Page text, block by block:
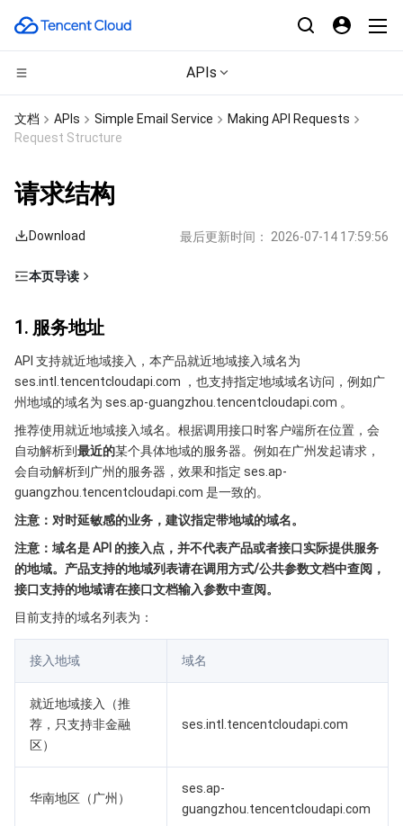
APIs
CDN与边缘平台
边缘安全加速平台 EO
内容分发网络 CDN
全站加速网络
DDoS 防护
安全加速 SCDN
多网聚合加速（腾讯云聚通）
计算
云服务器
轻量应用服务器
裸金属云服务器
GPU 云服务器
专用宿主机
弹性伸缩
自动化助手
高性能计算
批量计算
高性能计算集群
边缘计算
边缘计算机器
容器
容器服务
服务网格
容器镜像服务
云原生分布式云中心
分布式云
本地专用集群
边缘可用区
专属可用区
微服务
弹性微服务
API 网关
注册配置治理
Serverless
云函数
基础存储服务
对象存储
文件存储
数据加速器 GooseFS
存储数据服务
日志服务
关系型数据库
云数据库 PostgreSQL
云数据库 SQL Server
TDSQL MySQL 版
TDSQL Boundless
腾讯云分布式缓存数据库（兼容 Redis）
云数据库 MongoDB
数据库 SaaS 服务
数据传输服务
网络
文档 APIs Simple Email Service
Making API Requests
Request Structure
请求结构
Download 最后更新时间： 2026-07-14 17:59:56
本页导读
2. 通信协议
3. 请求方法
4. 字符编码
1. 服务地址
API 支持就近地域接入，本产品就近地域接入域名为
ses.intl.tencentcloudapi.com ，也支持指定地域域名访问，例如广
州地域的域名为 ses.ap-guangzhou.tencentcloudapi.com 。
推荐使用就近地域接入域名。根据调用接口时客户端所在位置，会
自动解析到最近的某个具体地域的服务器。例如在广州发起请求，
会自动解析到广州的服务器，效果和指定 ses.ap-
guangzhou.tencentcloudapi.com 是一致的。
注意：对时延敏感的业务，建议指定带地域的域名。
注意：域名是 API 的接入点，并不代表产品或者接口实际提供服务
的地域。产品支持的地域列表请在调用方式/公共参数文档中查阅，
接口支持的地域请在接口文档输入参数中查阅。
目前支持的域名列表为：
接入地域 域名
就近地域接入（推
荐，只支持非金融
区）
ses.intl.tencentcloudapi.com
华南地区（广州）
ses.ap-
guangzhou.tencentcloudapi.com